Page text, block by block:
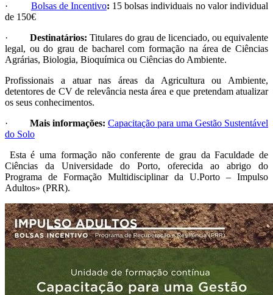
· Bolsas de Incentivo: 15 bolsas individuais no valor individual
de 150€
· Destinatários: Titulares do grau de licenciado, ou equivalente
legal, ou do grau de bacharel com formação na área de Ciências
Agrárias, Biologia, Bioquímica ou Ciências do Ambiente.
Profissionais a atuar nas áreas da Agricultura ou Ambiente,
detentores de CV de relevância nesta área e que pretendam atualizar
os seus conhecimentos.
· Mais informações: Capacitação para uma Gestão Sustentável
do Solo
Esta é uma formação não conferente de grau da Faculdade de
Ciências da Universidade do Porto, oferecida ao abrigo do
Programa de Formação Multidisciplinar da U.Porto – Impulso
Adultos» (PRR).